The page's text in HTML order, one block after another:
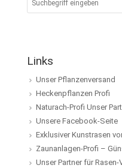
Links
Unser Pflanzenversand
Heckenpflanzen Profi
Naturach-Profi Unser
Unsere Facebook-Seite
Exklusiver Kunstrasen
Zaunanlagen-Profi –
Unser Partner für Rasen-